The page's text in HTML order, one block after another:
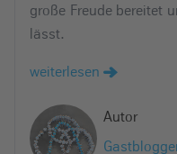
große Freude bereitet
lässt.
weiterlesen
Autor